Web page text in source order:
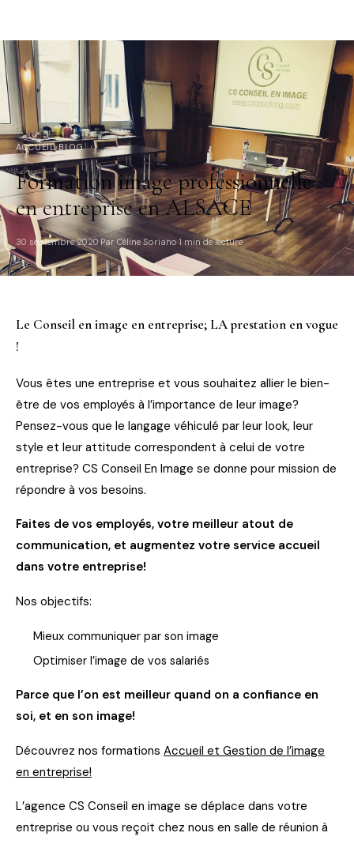
ACCUEIL›BLOG
Formation image professionnelle
en entreprise en ALSACE
30 septembre 2020·Par Céline Soriano·1 min de lecture
Le Conseil en image en entreprise; LA prestation en vogue
!
Vous êtes une entreprise et vous souhaitez allier le bien-
être de vos employés à l’importance de leur image?
Pensez-vous que le langage véhiculé par leur look, leur
style et leur attitude correspondent à celui de votre
entreprise? CS Conseil En Image se donne pour mission de
répondre à vos besoins.
Faites de vos employés, votre meilleur atout de
communication, et augmentez votre service accueil
dans votre entreprise!
Nos objectifs:
Mieux communiquer par son image
Optimiser l’image de vos salariés
Parce que l’on est meilleur quand on a confiance en
soi, et en son image!
Découvrez nos formations Accueil et Gestion de l’image
en entreprise!
L’agence CS Conseil en image se déplace dans votre
entreprise ou vous reçoit chez nous en salle de réunion à